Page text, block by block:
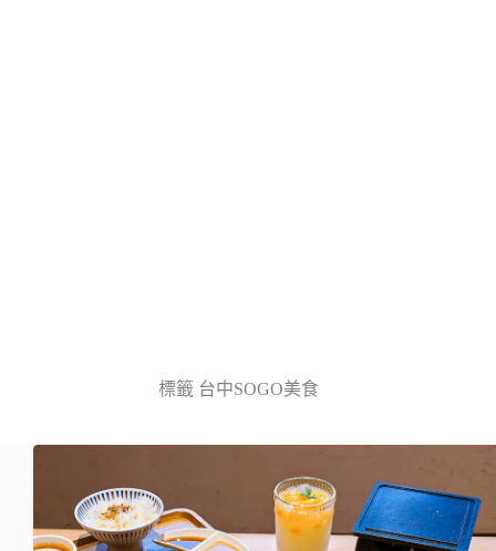
標籤台中SOGO美食